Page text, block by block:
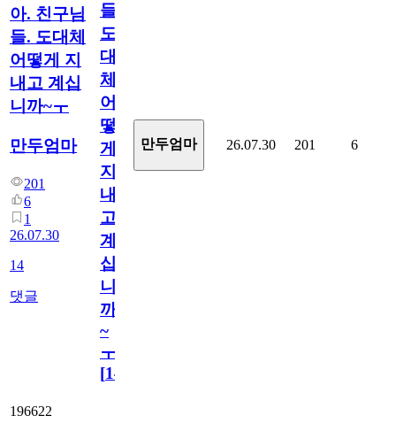
아. 친구님
들. 도대체
어떻게 지
내고 계십
니까~ㅜ
만두엄마
201
6
1
26.07.30
14
댓글
들.
도
대
체
어
떻
게
지
내
고
계
십
니
까
~
ㅜ
[14
만두엄마 26.07.30 201 6
196622